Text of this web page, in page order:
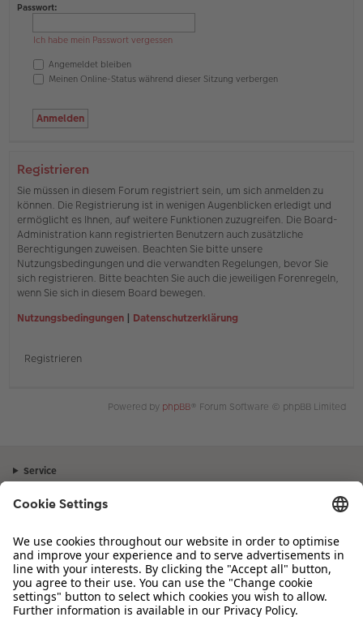
Passwort:
Ich habe mein Passwort vergessen
Angemeldet bleiben
Meinen Online-Status während dieser Sitzung verbergen
Registrieren
Sie müssen in diesem Forum registriert sein, um sich anmelden zu
können. Die Registrierung ist in wenigen Augenblicken erledigt und
ermöglicht es Ihnen, auf weitere Funktionen zuzugreifen. Die Board-
Administration kann registrierten Benutzern auch zusätzliche
Berechtigungen zuweisen. Beachten Sie bitte unsere
Nutzungsbedingungen und die verwandten Regelungen, bevor Sie
sich registrieren. Bitte beachten Sie auch die jeweiligen Forenregeln,
wenn Sie sich in diesem Board bewegen.
Nutzungsbedingungen | Datenschutzerklärung
Registrieren
Powered by phpBB® Forum Software © phpBB Limited
Service
Sortiment